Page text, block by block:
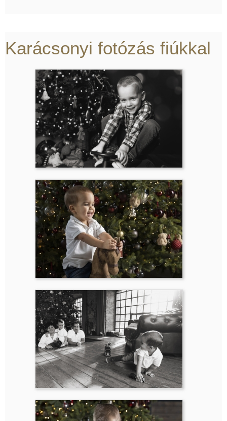
Karácsonyi fotózás fiúkkal